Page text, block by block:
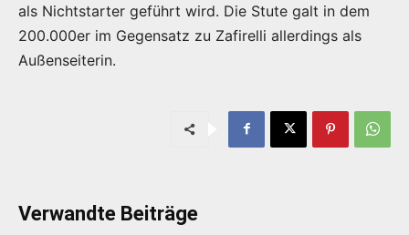
als Nichtstarter geführt wird. Die Stute galt in dem
200.000er im Gegensatz zu Zafirelli allerdings als
Außenseiterin.
Verwandte Beiträge